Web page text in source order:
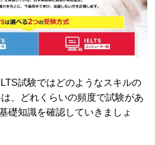
試験ではどのようなスキルの
、どれくらいの頻度で試験があ
礎知識を確認していきましょ